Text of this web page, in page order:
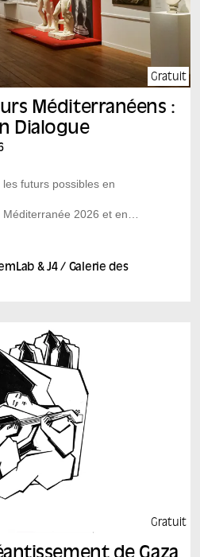
Gratuit
Méditerranéens :
Dialogue
futurs possibles en
2026 et en
« Méditerranées :
», le Mucem vous invite à
en Méditerranée. Cette
conférences ambulantes
& J4 / Galerie des
Gratuit